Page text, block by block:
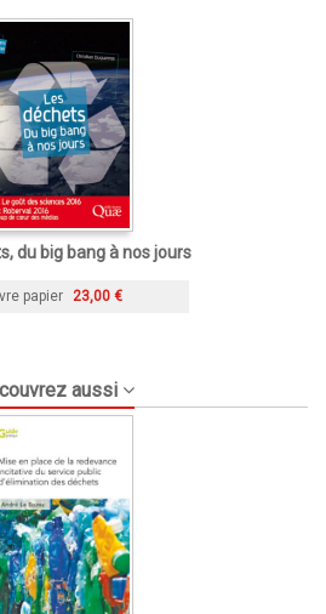
du big bang à nos jours
papier 23,00 €
aussi